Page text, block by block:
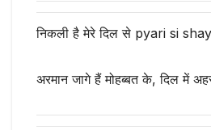
निकली है मेरे दिल से pyari si
अरमान जागे हैं मोहब्बत के, दिल में